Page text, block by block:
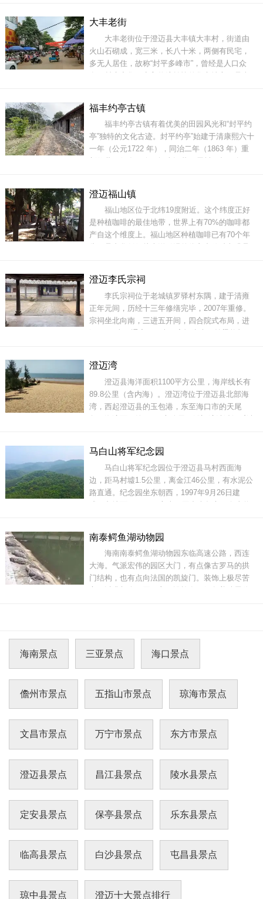
板巷道和火山石砖墙，为古村落民居描出几笔青
秀。村庄周边有古榕树、大枇杷树等，周边岭上
大丰老街
大丰老街位于澄迈县大丰镇大丰村，街道由
火山石砌成，宽三米，长八十米，两侧有民宅，
多无人居住，故称“封平多峰市”，曾经是人口众
多、村庄密集、商贸物流繁忙的集市地方，是古
旅、客商、官吏以及学子络绎不绝，仅在驿馆就
有数十匹快马。多峰市的商铺是分类经营，肉、
鱼、米、油
福丰约亭古镇
福丰约亭古镇有着优美的田园风光和“封平约
亭”独特的文化古迹。封平约亭”始建于清康熙六十
一年（公元1722 年），同治二年（1863 年）重
的方式呈现在这个世界，它们是一块块会说话的
石头，会带你穿越到古人的生活里，回到昔日的
繁华
澄迈福山镇
福山地区位于北纬19度附近。这个纬度正好
是种植咖啡的最佳地带，世界上有70%的咖啡都
产自这个维度上。福山地区种植咖啡已有70个年
明显；年平均气温23.1℃―24.4℃；光照充足，年
平均光照1900小时；环境空气质量优良，是种植
咖啡的理
澄迈李氏宗祠
李氏宗祠位于老城镇罗驿村东隅，建于清雍
正年元间，历经十三年修缮完毕，2007年重修。
宗祠坐北向南，三进五开间，四合院式布局，进
石，十三檩，宽7.5米。第二进门前有一对抱鼓
石，十五檩，宽9.3米。第三进为主祠堂，十五
檩，宽10.5米，右侧立有
澄迈湾
澄迈县海洋面积1100平方公里，海岸线长有
89.8公里（含内海）。澄迈湾位于澄迈县北部海
湾，西起澄迈县的玉包港，东至海口市的天尾
角，海湾面积约125平方公里。澄迈湾沙滩细腻洁
迈县开放时间：全天门票：详情咨询景区交通参
考路线：从澄迈车站进入文明路--文明北路--南一
环路，从南一环路
马白山将军纪念园
马白山将军纪念园位于澄迈县马村西面海
边，距马村墟1.5公里，离金江46公里，有水泥公
路直通。纪念园坐东朝西，1997年9月26日建
成，占地面积9999平方米。园中央竖立马白山将
右边是陈列馆，左边是纪念亭，中间是壁廊，铜
像前方是大门。大门前有33级台阶，拾级而上，
就会感受到建筑
南泰鳄鱼湖动物园
海南南泰鳄鱼湖动物园东临高速公路，西连
大海。气派宏伟的园区大门，有点像古罗马的拱
门结构，也有点向法国的凯旋门。装饰上极尽苦
风味的演出。地址：海南省澄迈县老城镇盈滨旅
游开发区
海南景点 三亚景点 海口景点
儋州市景点 五指山市景点 琼海市景点
文昌市景点 万宁市景点 东方市景点
澄迈县景点 昌江县景点 陵水县景点
定安县景点 保亭县景点 乐东县景点
临高县景点 白沙县景点 屯昌县景点
琼中县景点 澄迈十大景点排行